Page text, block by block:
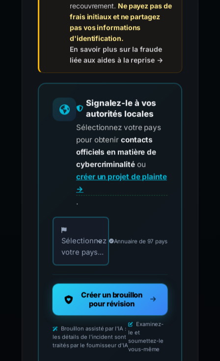
recouvrement. Ne payez pas de
frais initiaux et ne partagez
pas vos informations
d'identification.
En savoir plus sur la fraude
liée aux aides à la reprise →
Signalez-le à vos
autorités locales
Sélectionnez votre pays
pour obtenir contacts
officiels en matière de
cybercriminalitéou
créer un projet de plainte
→
.
Choisissez votre pays pour les contacts
Sélectionnez
votre pays...
Annuaire de 97 pays
Créer un brouillon
pour révision
Brouillon assisté par l'IA :
les détails de l'incident sont
traités par le fournisseur d'IA
Examinez-
le et
soumettez-le
vous-même